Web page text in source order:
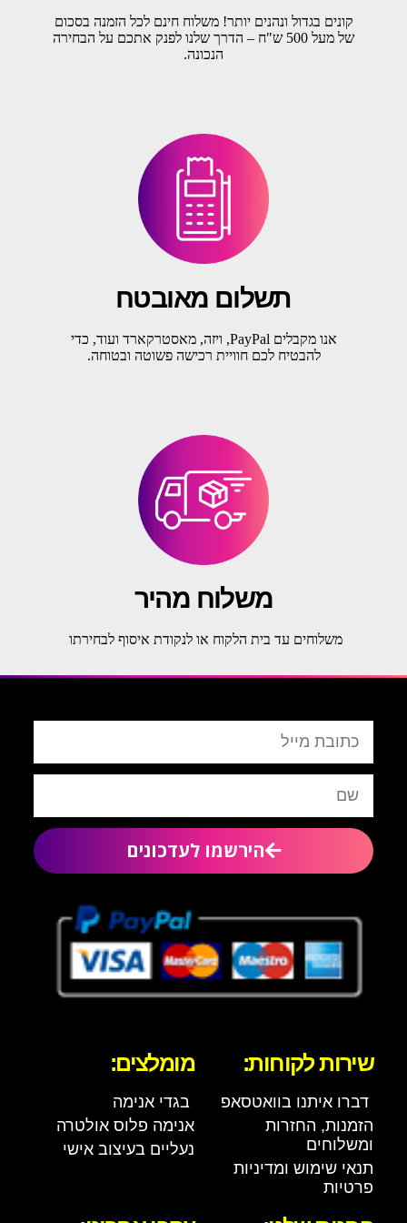
קונים בגדול ונהנים יותר! משלוח חינם לכל הזמנה בסכום
של מעל 500 ש"ח – הדרך שלנו לפנק אתכם על הבחירה
הנכונה.
תשלום מאובטח
אנו מקבלים PayPal, ויזה, מאסטרקארד ועוד, כדי
להבטיח לכם חוויית רכישה פשוטה ובטוחה.
משלוח מהיר
משלוחים עד בית הלקוח או לנקודת איסוף לבחירתו
הירשמו לעדכונים
שירות לקוחות:
דברו איתנו בוואטסאפ
הזמנות, החזרות
ומשלוחים
תנאי שימוש ומדיניות
פרטיות
מומלצים:
בגדי אנימה
אנימה פלוס אולטרה
נעליים בעיצוב אישי